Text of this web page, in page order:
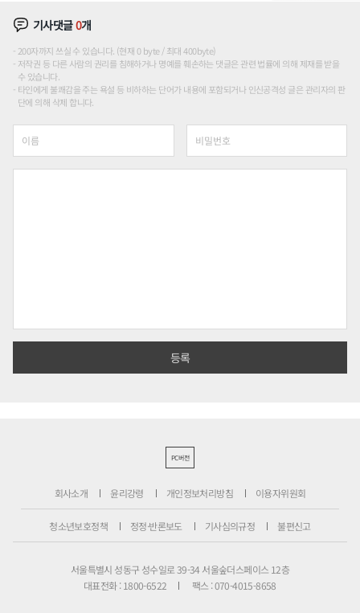
기사댓글0개
200자까지 쓰실 수 있습니다. (현재 0 byte / 최대 400byte)
저작권 등 다른 사람의 권리를 침해하거나 명예를 훼손하는 댓글은 관련 법률에 의해 제재를 받을
수 있습니다.
타인에게 불쾌감을 주는 욕설 등 비하하는 단어가 내용에 포함되거나 인신공격성 글은 관리자의 판
단에 의해 삭제 합니다.
PC버전
회사소개 윤리강령 개인정보처리방침 이용자위원회
청소년보호정책 정정·반론보도 기사심의규정 불편신고
서울특별시 성동구 성수일로 39-34 서울숲더스페이스 12층
대표전화 : 1800-6522
팩스 : 070-4015-8658